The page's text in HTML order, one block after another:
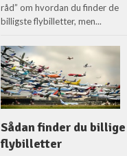
råd” om hvordan du finder de
billigste flybilletter, men...
Sådan finder du billige
flybilletter